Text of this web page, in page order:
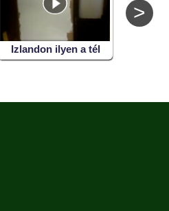
Izlandon ilyen a tél
>